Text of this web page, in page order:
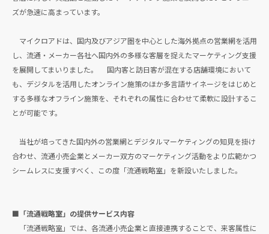
ズが急速に高まっています。
マイクロアドは、国内及びアジア圏を中心とした海外拠点の営業網を活用
し、流通・メーカー各社へ国内外の多様な客層を捉えたマーケティング支援
を展開してまいりました。 国内客と訪日客が混在する店舗環境において
も、デジタルを活用したオンライン施策のほか多言語サイネージをはじめと
する多様なオフライン施策を、それぞれの属性に合わせて柔軟に設計するこ
とが可能です。
当社が培ってきた国内外の営業網とデジタルマーケティングの知見を掛け
合わせ、流通小売企業とメーカー双方のマーケティング活動をより広範かつ
シームレスに支援すべく、この度「流通戦略室」を新設いたしました。
■「流通戦略室」の提供サービス内容
「流通戦略室」では、各流通小売企業と直接連携することで、来客属性に